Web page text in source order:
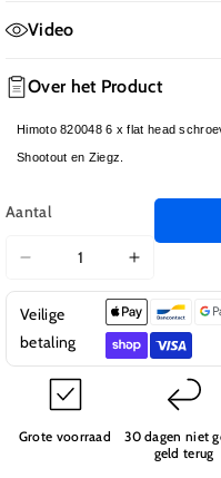
Video
Geen film beschikbaar
Over het Product
Himoto 820048 6 x flat head
Shootout en Ziegz.
Aantal
verlagen
voor
820048
Flat
Head
Schroeven
3x14
Aantal
verhogen
voor
820048
Flat
Head
Schroeven
3x14
E8
Veilige
betaling
Grote voorraad
30 dagen niet
geld terug